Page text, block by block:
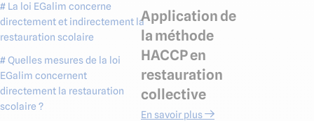
# La loi EGalim concerne
directement et indirectement la
restauration scolaire
# Quelles mesures de la loi
EGalim concernent
directement la restauration
scolaire ?
Application de
la méthode
HACCP en
restauration
collective
En savoir plus